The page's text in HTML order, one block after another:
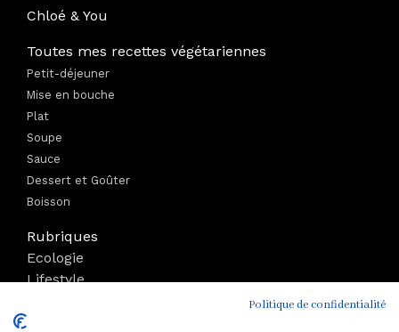
Chloé & You
Toutes mes recettes végétariennes
Petit-déjeuner
Mise en bouche
Plat
Soupe
Sauce
Dessert et Goûter
Boisson
Rubriques
Ecologie
Lifestyle
Politique de confidentialité